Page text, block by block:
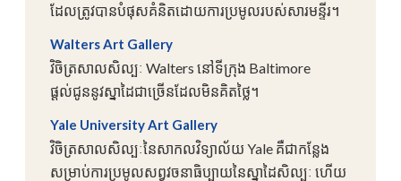
ដែលត្រូវបានបំផុសគំនិតដោយការប្រមូលរបស់សារមន្ទីរ។
Walters Art Gallery
វិចិត្រសាលសិល្បៈ Walters នៅទីក្រុង Baltimore
ផ្តល់ជូននូវស្នាដៃជាច្រើនដែលមិនគិតថ្លៃ។
Yale University Art Gallery
វិចិត្រសាលសិល្បៈនៃសាកលវិទ្យាល័យ Yale គឺជាកន្លែង
សម្រាប់ការប្រមូលសព្វវចនាធិប្បាយនៃស្នាដៃសិល្បៈ ហើយ